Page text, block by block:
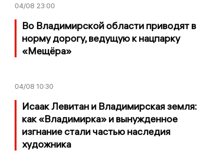
04/08 23:00
Во Владимирской области приводят в
норму дорогу, ведущую к нацпарку
«Мещёра»
04/08 10:30
Исаак Левитан и Владимирская земля:
как «Владимирка» и вынужденное
изгнание стали частью наследия
художника